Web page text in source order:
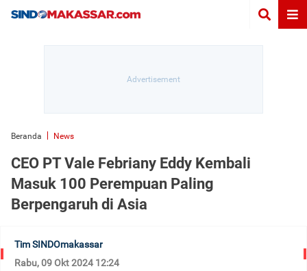
Beranda News
CEO PT Vale Febriany Eddy Kembali
Masuk 100 Perempuan Paling
Berpengaruh di Asia
Tim SINDOmakassar
Rabu, 09 Okt 2024 12:24